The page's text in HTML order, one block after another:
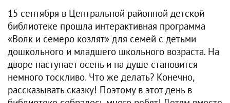
15 сентября в Центральной районной детской
библиотеке прошла интерактивная программа
«Волк и семеро козлят» для семей с детьми
дошкольного и младшего школьного возраста. На
дворе наступает осень и на душе становится
немного тоскливо. Что же делать? Конечно,
рассказывать сказку! Поэтому в этот день в